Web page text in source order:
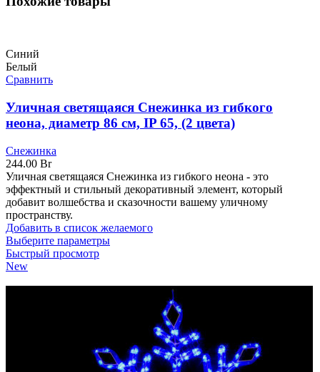
Синий
Белый
Сравнить
Уличная светящаяся Снежинка из гибкого
неона, диаметр 86 см, IP 65, (2 цвета)
Снежинка
244.00 Br
Уличная светящаяся Снежинка из гибкого неона - это
эффектный и стильный декоративный элемент, который
добавит волшебства и сказочности вашему уличному
пространству.
Добавить в список желаемого
Выберите параметры
Быстрый просмотр
New